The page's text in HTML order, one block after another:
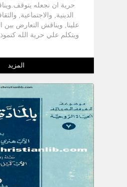
حرية ان نجعله
الدينية, والاجتماعية,
علينا, ويناقش التعارض بين
ويتكلم علي حرية الله
المزيد